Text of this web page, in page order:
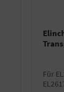
für EL26179, EL26181, EL26184,